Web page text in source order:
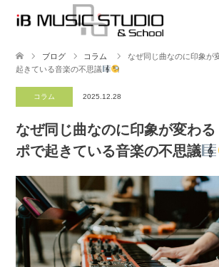
ブログ コラム
なぜ同じ曲なのに印象が
起きている音楽の不思議
コラム 2025.12.28
なぜ同じ曲なのに印象が変わ
ポで起きている音楽の不思議